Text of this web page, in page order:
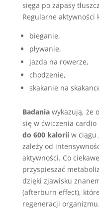
sięga po zapasy
Regularne aktywności
bieganie,
pływanie,
jazda na rowerze,
chodzenie,
skakanie na
Badaniawykazują, że
się w ćwiczenia
do 600 kaloriiw ciągu
zależy od
aktywności. Co
przyspieszać
dzięki zjawisku
(afterburn effect),
regeneracji organizmu.